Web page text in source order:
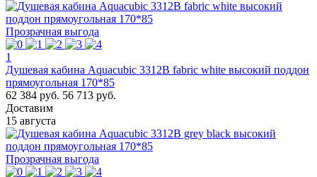
Прозрачная выгода
1
Душевая кабина Aquacubic 3312B fabric white высокий поддон
прямоугольная 170*85
62 384 руб. 56 713 руб.
Доставим
15 августа
Прозрачная выгода